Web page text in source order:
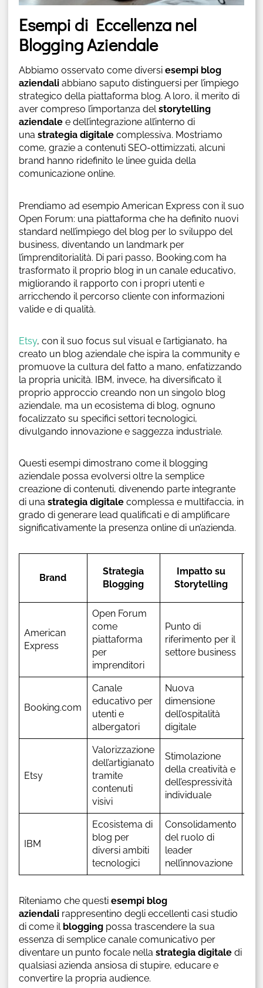
Esempi di Eccellenza nel
Blogging Aziendale
Abbiamo osservato come diversi esempi blog
aziendaliabbiano saputo distinguersi per l’impiego
strategico della piattaforma blog. A loro, il merito di
aver compreso l’importanza delstorytelling
aziendalee dell’integrazione all’interno di
una strategia digitalecomplessiva. Mostriamo
come, grazie a contenuti SEO-ottimizzati, alcuni
brand hanno ridefinito le linee guida della
comunicazione online.
Prendiamo ad esempio American Express con il suo
Open Forum: una piattaforma che ha definito nuovi
standard nell’impiego del blog per lo sviluppo del
business, diventando un landmark per
l’imprenditorialità. Di pari passo, Booking.com ha
trasformato il proprio blog in un canale educativo,
migliorando il rapporto con i propri utenti e
arricchendo il percorso cliente con informazioni
valide e di qualità.
Etsy, con il suo focus sul visual e l’artigianato, ha
creato un blog aziendale che ispira la community e
promuove la cultura del fatto a mano, enfatizzando
la propria unicità. IBM, invece, ha diversificato il
proprio approccio creando non un singolo blog
aziendale, ma un ecosistema di blog, ognuno
focalizzato su specifici settori tecnologici,
divulgando innovazione e saggezza industriale.
Questi esempi dimostrano come il blogging
aziendale possa evolversi oltre la semplice
creazione di contenuti, divenendo parte integrante
di una strategia digitalecomplessa e multifaccia, in
grado di generare lead qualificati e di amplificare
significativamente la presenza online di un’azienda.
Brand
Strategia
Blogging
Impatto su
Storytelling
American
Express
Open Forum
come
piattaforma
per
imprenditori
Punto di
riferimento per il
settore business
Booking.com
Canale
educativo per
utenti e
albergatori
Nuova
dimensione
dell’ospitalità
digitale
Etsy
Valorizzazione
dell’artigianato
tramite
contenuti
visivi
Stimolazione
della creatività e
dell’espressività
individuale
IBM
Ecosistema di
blog per
diversi ambiti
tecnologici
Consolidamento
del ruolo di
leader
nell’innovazione
Riteniamo che questi esempi blog
aziendalirappresentino degli eccellenti casi studio
di come il bloggingpossa trascendere la sua
essenza di semplice canale comunicativo per
diventare un punto focale nella strategia digitaledi
qualsiasi azienda ansiosa di stupire, educare e
convertire la propria audience.